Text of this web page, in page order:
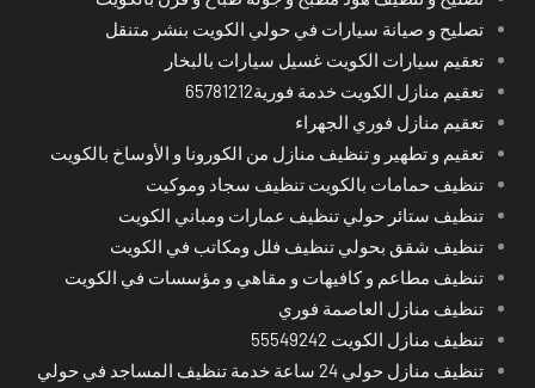
تصليح و صيانة سيارات في حولي الكويت بنشر متنقل
تعقيم سيارات الكويت غسيل سيارات بالبخار
تعقيم منازل الكويت خدمة فورية65781212
تعقيم منازل فوري الجهراء
تعقيم و تطهير و تنظيف منازل من الكورونا و الأوساخ بالكويت
تنظيف حمامات بالكويت تنظيف سجاد وموكيت
تنظيف ستائر حولي تنظيف عمارات ومباني الكويت
تنظيف شقق بحولي تنظيف فلل ومكاتب في الكويت
تنظيف مطاعم و كافيهات و مقاهي و مؤسسات في الكويت
تنظيف منازل العاصمة فوري
تنظيف منازل الكويت 55549242
تنظيف منازل حولي 24 ساعة خدمة تنظيف المساجد في حولي